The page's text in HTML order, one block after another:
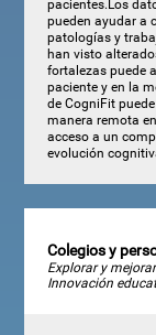
pacientes.Los
pueden ayudar a
patologías y
han visto
fortalezas puede
paciente y en la
de CogniFit
manera remota
acceso a un
evolución
Colegios y
Explorar y
Innovación